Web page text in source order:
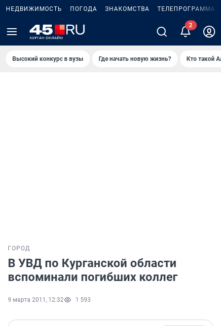
НЕДВИЖИМОСТЬ ПОГОДА ЗНАКОМСТВА ТЕЛЕПРОГРАММА
Высокий конкурс в вузы Где начать новую жизнь? Кто такой
ГОРОД
В УВД по Курганской области
вспоминали погибших коллег
9 марта 2011, 12:32 1 593